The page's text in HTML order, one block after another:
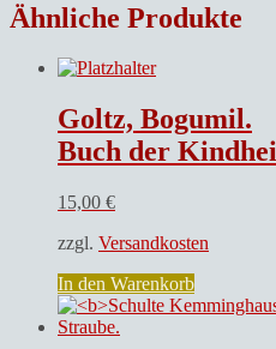
Ähnliche Produkte
Goltz, Bogumil.
Buch der
15,00 €
zzgl. Versandkosten
In den Warenkorb